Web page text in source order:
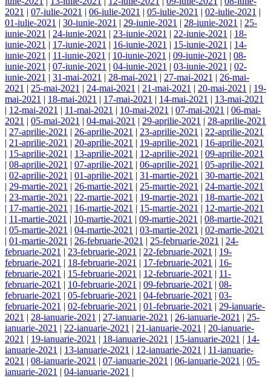
2021 | 07-iulie-2021 | 06-iulie-2021 | 05-iulie-2021 | 02-iulie-2021 |
01-iulie-2021 | 30-iunie-2021 | 29-iunie-2021 | 28-iunie-2021 | 25-
iunie-2021 | 24-iunie-2021 | 23-iunie-2021 | 22-iunie-2021 | 18-
iunie-2021 | 17-iunie-2021 | 16-iunie-2021 | 15-iunie-2021 | 14-
iunie-2021 | 11-iunie-2021 | 10-iunie-2021 | 09-iunie-2021 | 08-
iunie-2021 | 07-iunie-2021 | 04-iunie-2021 | 03-iunie-2021 | 02-
iunie-2021 | 31-mai-2021 | 28-mai-2021 | 27-mai-2021 | 26-mai-
2021 | 25-mai-2021 | 24-mai-2021 | 21-mai-2021 | 20-mai-2021 | 19-
mai-2021 | 18-mai-2021 | 17-mai-2021 | 14-mai-2021 | 13-mai-2021
| 12-mai-2021 | 11-mai-2021 | 10-mai-2021 | 07-mai-2021 | 06-mai-
2021 | 05-mai-2021 | 04-mai-2021 | 29-aprilie-2021 | 28-aprilie-2021
| 27-aprilie-2021 | 26-aprilie-2021 | 23-aprilie-2021 | 22-aprilie-2021
| 21-aprilie-2021 | 20-aprilie-2021 | 19-aprilie-2021 | 16-aprilie-2021
| 15-aprilie-2021 | 13-aprilie-2021 | 12-aprilie-2021 | 09-aprilie-2021
| 08-aprilie-2021 | 07-aprilie-2021 | 06-aprilie-2021 | 05-aprilie-2021
| 02-aprilie-2021 | 01-aprilie-2021 | 31-martie-2021 | 30-martie-2021
| 29-martie-2021 | 26-martie-2021 | 25-martie-2021 | 24-martie-2021
| 23-martie-2021 | 22-martie-2021 | 19-martie-2021 | 18-martie-2021
| 17-martie-2021 | 16-martie-2021 | 15-martie-2021 | 12-martie-2021
| 11-martie-2021 | 10-martie-2021 | 09-martie-2021 | 08-martie-2021
| 05-martie-2021 | 04-martie-2021 | 03-martie-2021 | 02-martie-2021
| 01-martie-2021 | 26-februarie-2021 | 25-februarie-2021 | 24-
februarie-2021 | 23-februarie-2021 | 22-februarie-2021 | 19-
februarie-2021 | 18-februarie-2021 | 17-februarie-2021 | 16-
februarie-2021 | 15-februarie-2021 | 12-februarie-2021 | 11-
februarie-2021 | 10-februarie-2021 | 09-februarie-2021 | 08-
februarie-2021 | 05-februarie-2021 | 04-februarie-2021 | 03-
februarie-2021 | 02-februarie-2021 | 01-februarie-2021 | 29-ianuarie-
2021 | 28-ianuarie-2021 | 27-ianuarie-2021 | 26-ianuarie-2021 | 25-
ianuarie-2021 | 22-ianuarie-2021 | 21-ianuarie-2021 | 20-ianuarie-
2021 | 19-ianuarie-2021 | 18-ianuarie-2021 | 15-ianuarie-2021 | 14-
ianuarie-2021 | 13-ianuarie-2021 | 12-ianuarie-2021 | 11-ianuarie-
2021 | 08-ianuarie-2021 | 07-ianuarie-2021 | 06-ianuarie-2021 | 05-
ianuarie-2021 | 04-ianuarie-2021 |